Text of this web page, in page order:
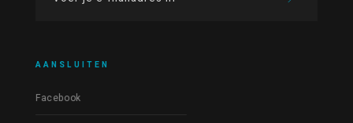
AANSLUITEN
Facebook